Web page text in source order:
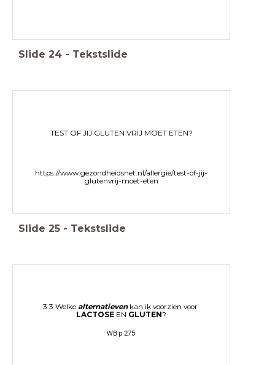
Slide 24 - Tekstslide
TEST OF JIJ GLUTEN VRIJ MOET ETEN?
https://www.gezondheidsnet.nl/allergie/test-of-jij-
glutenvrij-moet-eten
Slide 25 - Tekstslide
3.3 Welke alternatievenkan ik voorzien voor
LACTOSE EN GLUTEN ?
WB p 275